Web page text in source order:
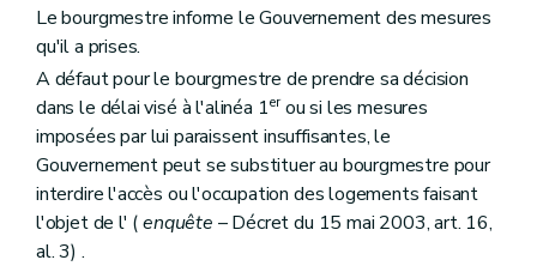
Le bourgmestre informe le Gouvernement des mesures
qu'il a prises.
A défaut pour le bourgmestre de prendre sa décision
dans le délai visé à l'alinéa 1erou si les mesures
imposées par lui paraissent insuffisantes, le
Gouvernement peut se substituer au bourgmestre pour
interdire l'accès ou l'occupation des logements faisant
l'objet de l' (enquête – Décret du 15 mai 2003, art. 16,
al. 3) .